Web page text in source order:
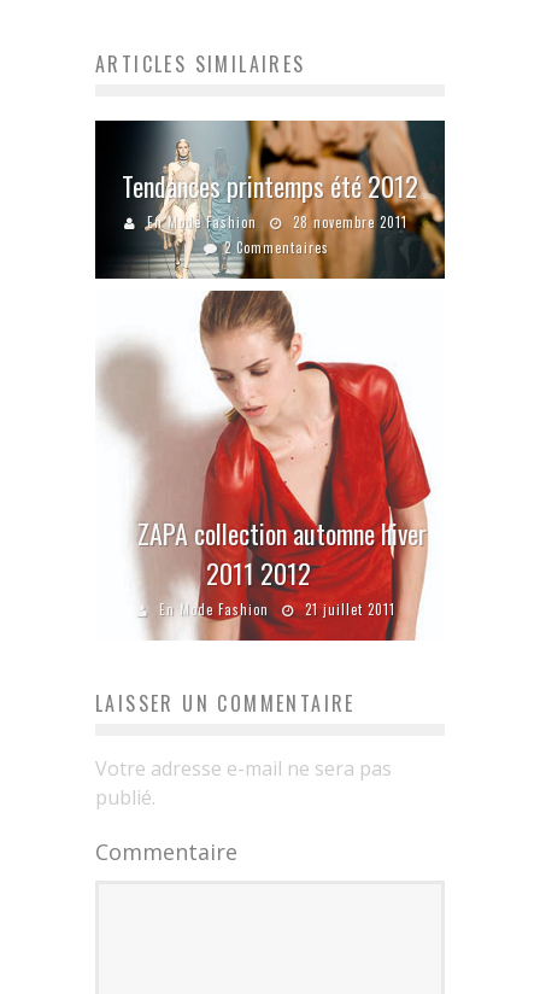
ARTICLES SIMILAIRES
Tendances printemps été 2012
En Mode Fashion
28 novembre 2011
2 Commentaires
ZAPA collection automne hiver
2011 2012
En Mode Fashion 21 juillet 2011
LAISSER UN COMMENTAIRE
Votre adresse e-mail ne sera pas
publié.
Commentaire